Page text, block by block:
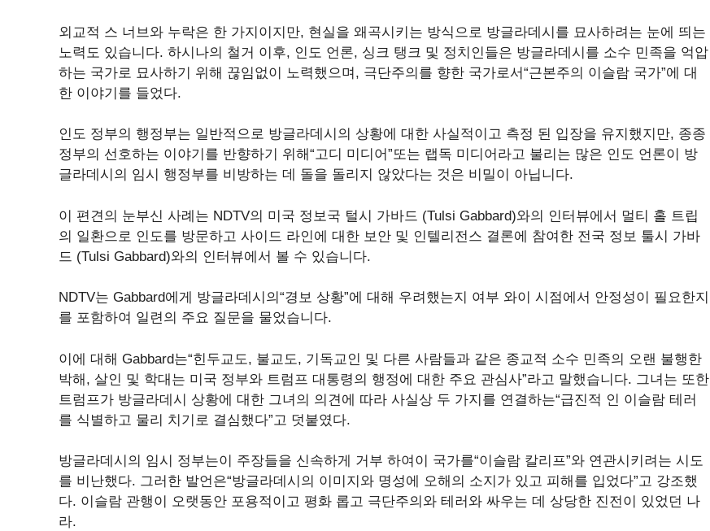
외교적 스 너브와 누락은 한 가지이지만, 현실을 왜곡시키는 방식으로 방글라데시를 묘사하려는 눈에 띄는
노력도 있습니다. 하시나의 철거 이후, 인도 언론, 싱크 탱크 및 정치인들은 방글라데시를 소수 민족을 억압
하는 국가로 묘사하기 위해 끊임없이 노력했으며, 극단주의를 향한 국가로서“근본주의 이슬람 국가”에 대
한 이야기를 들었다.
인도 정부의 행정부는 일반적으로 방글라데시의 상황에 대한 사실적이고 측정 된 입장을 유지했지만, 종종
정부의 선호하는 이야기를 반향하기 위해“고디 미디어”또는 랩독 미디어라고 불리는 많은 인도 언론이 방
글라데시의 임시 행정부를 비방하는 데 돌을 돌리지 않았다는 것은 비밀이 아닙니다.
이 편견의 눈부신 사례는 NDTV의 미국 정보국 털시 가바드 (Tulsi Gabbard)와의 인터뷰에서 멀티 홀 트립
의 일환으로 인도를 방문하고 사이드 라인에 대한 보안 및 인텔리전스 결론에 참여한 전국 정보 툴시 가바
드 (Tulsi Gabbard)와의 인터뷰에서 볼 수 있습니다.
NDTV는 Gabbard에게 방글라데시의“경보 상황”에 대해 우려했는지 여부 와이 시점에서 안정성이 필요한지
를 포함하여 일련의 주요 질문을 물었습니다.
이에 대해 Gabbard는“힌두교도, 불교도, 기독교인 및 다른 사람들과 같은 종교적 소수 민족의 오랜 불행한
박해, 살인 및 학대는 미국 정부와 트럼프 대통령의 행정에 대한 주요 관심사”라고 말했습니다. 그녀는 또한
트럼프가 방글라데시 상황에 대한 그녀의 의견에 따라 사실상 두 가지를 연결하는“급진적 인 이슬람 테러
를 식별하고 물리 치기로 결심했다”고 덧붙였다.
방글라데시의 임시 정부는이 주장들을 신속하게 거부 하여이 국가를“이슬람 칼리프”와 연관시키려는 시도
를 비난했다. 그러한 발언은“방글라데시의 이미지와 명성에 오해의 소지가 있고 피해를 입었다”고 강조했
다. 이슬람 관행이 오랫동안 포용적이고 평화 롭고 극단주의와 테러와 싸우는 데 상당한 진전이 있었던 나
라.